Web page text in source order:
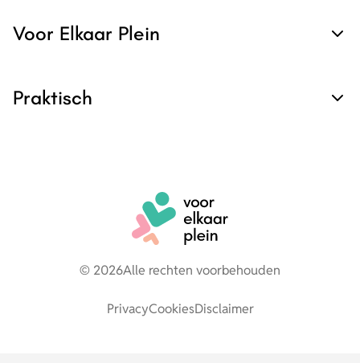
Voor Elkaar Plein
Praktisch
© 2026Alle rechten voorbehouden
PrivacyCookiesDisclaimer